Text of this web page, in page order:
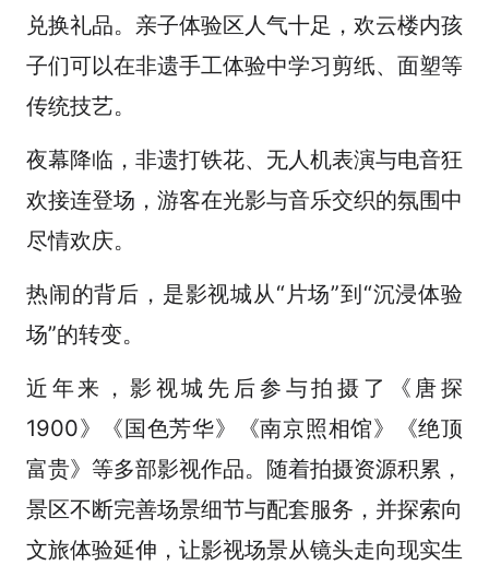
兑换礼品。亲子体验区人气十足，欢云楼内孩
子们可以在非遗手工体验中学习剪纸、面塑等
传统技艺。
夜幕降临，非遗打铁花、无人机表演与电音狂
欢接连登场，游客在光影与音乐交织的氛围中
尽情欢庆。
热闹的背后，是影视城从“片场”到“沉浸体验
场”的转变。
近年来，影视城先后参与拍摄了《唐探
1900》《国色芳华》《南京照相馆》《绝顶
富贵》等多部影视作品。随着拍摄资源积累，
景区不断完善场景细节与配套服务，并探索向
文旅体验延伸，让影视场景从镜头走向现实生